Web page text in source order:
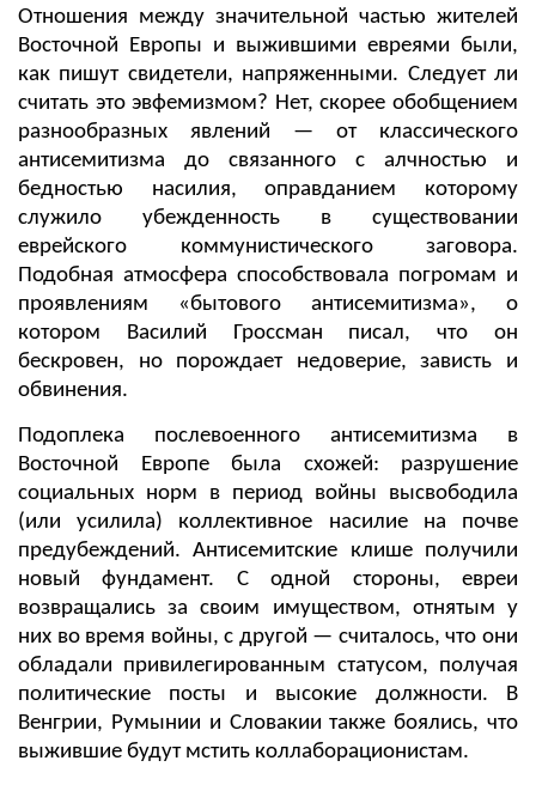
Отношения между значительной частью жителей
Восточной Европы и выжившими евреями были,
как пишут свидетели, напряженными. Следует ли
считать это эвфемизмом? Нет, скорее обобщением
разнообразных явлений — от классического
антисемитизма до связанного с алчностью и
бедностью насилия, оправданием которому
служило убежденность в существовании
еврейского коммунистического заговора.
Подобная атмосфера способствовала погромам и
проявлениям «бытового антисемитизма», о
котором Василий Гроссман писал, что он
бескровен, но порождает недоверие, зависть и
обвинения.
Подоплека послевоенного антисемитизма в
Восточной Европе была схожей: разрушение
социальных норм в период войны высвободила
(или усилила) коллективное насилие на почве
предубеждений. Антисемитские клише получили
новый фундамент. С одной стороны, евреи
возвращались за своим имуществом, отнятым у
них во время войны, с другой — считалось, что они
обладали привилегированным статусом, получая
политические посты и высокие должности. В
Венгрии, Румынии и Словакии также боялись, что
выжившие будут мстить коллаборационистам.